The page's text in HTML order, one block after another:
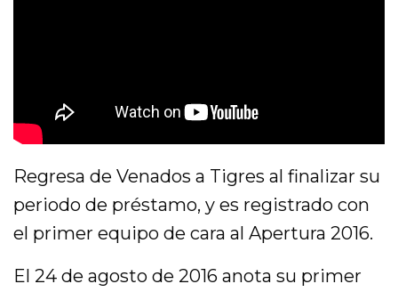
Regresa de Venados a Tigres al finalizar su
periodo de préstamo, y es registrado con
el primer equipo de cara al Apertura 2016.
El 24 de agosto de 2016 anota su primer